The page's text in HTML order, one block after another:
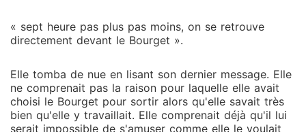
« sept heure pas plus pas moins, on se retrouve
directement devant le Bourget ».
Elle tomba de nue en lisant son dernier message. Elle
ne comprenait pas la raison pour laquelle elle avait
choisi le Bourget pour sortir alors qu'elle savait très
bien qu'elle y travaillait. Elle comprenait déjà qu'il lui
serait impossible de s'amuser comme elle le voulait